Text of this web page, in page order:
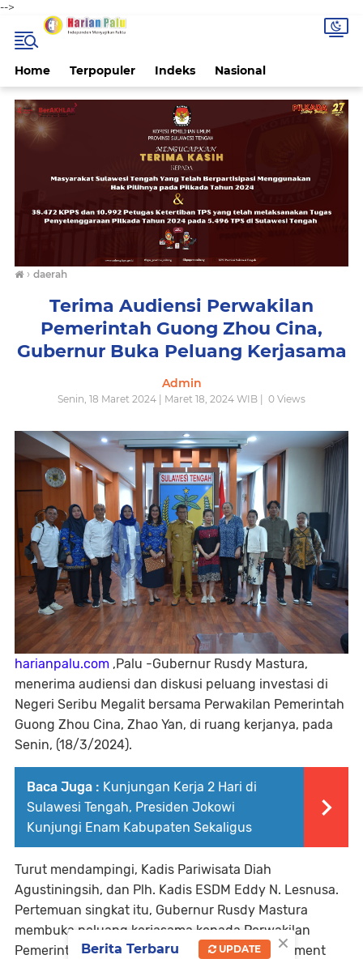
-->
Home Terpopuler Indeks Nasional
› daerah
Terima Audiensi Perwakilan
Pemerintah Guong Zhou Cina,
Gubernur Buka Peluang Kerjasama
Admin
Senin, 18 Maret 2024 | Maret 18, 2024 WIB | 0 Views
harianpalu.com ,Palu -Gubernur Rusdy Mastura,
menerima audiensi dan diskusi peluang investasi di
Negeri Seribu Megalit bersama Perwakilan Pemerintah
Guong Zhou Cina, Zhao Yan, di ruang kerjanya, pada
Senin, (18/3/2024).
Baca Juga : Kunjungan Kerja 2 Hari di
Sulawesi Tengah, Presiden Jokowi
Kunjungi Enam Kabupaten Sekaligus
Turut mendampingi, Kadis Pariwisata Diah
Agustiningsih, dan Plh. Kadis ESDM Eddy N. Lesnusa.
Pertemuan singkat itu, Gubernur Rusdy Mastura
membuka peluang kerjasama kepada Perwakilan
Pemerintah Guong Zhou Cina melalui Development
×
Berita Terbaru UPDATE